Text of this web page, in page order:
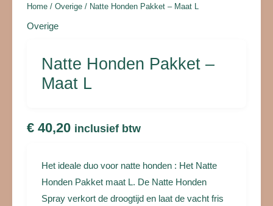
Home / Overige / Natte Honden Pakket – Maat L
Overige
Natte Honden Pakket –
Maat L
€ 40,20 inclusief btw
Het ideale duo voor natte honden : Het Natte
Honden Pakket maat L. De Natte Honden
Spray verkort de droogtijd en laat de vacht fris